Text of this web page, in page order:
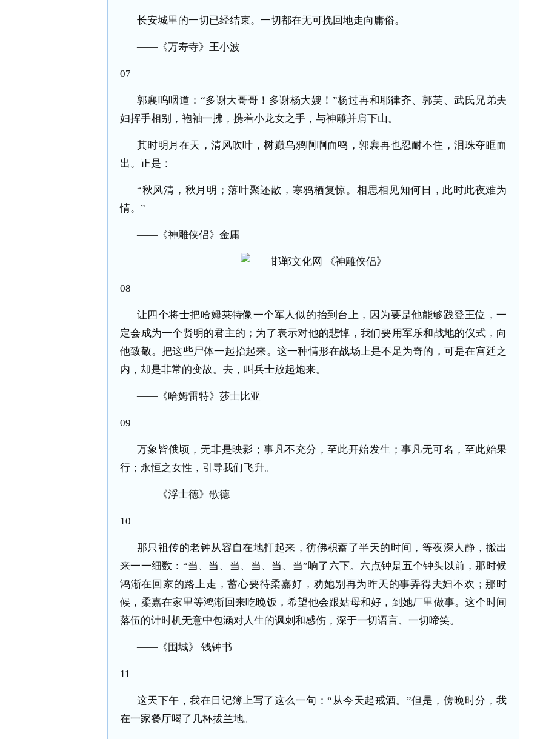
长安城里的一切已经结束。一切都在无可挽回地走向庸俗。
——《万寿寺》王小波
07
郭襄呜咽道：“多谢大哥哥！多谢杨大嫂！”杨过再和耶律齐、郭芙、武氏兄弟夫
妇挥手相别，袍袖一拂，携着小龙女之手，与神雕并肩下山。
其时明月在天，清风吹叶，树巅乌鸦啊啊而鸣，郭襄再也忍耐不住，泪珠夺眶而
出。正是：
“秋风清，秋月明；落叶聚还散，寒鸦栖复惊。相思相见知何日，此时此夜难为
情。”
——《神雕侠侣》金庸
08
让四个将士把哈姆莱特像一个军人似的抬到台上，因为要是他能够践登王位，一
定会成为一个贤明的君主的；为了表示对他的悲悼，我们要用军乐和战地的仪式，向
他致敬。把这些尸体一起抬起来。这一种情形在战场上是不足为奇的，可是在宫廷之
内，却是非常的变故。去，叫兵士放起炮来。
——《哈姆雷特》莎士比亚
09
万象皆俄顷，无非是映影；事凡不充分，至此开始发生；事凡无可名，至此始果
行；永恒之女性，引导我们飞升。
——《浮士德》歌德
10
那只祖传的老钟从容自在地打起来，彷佛积蓄了半天的时间，等夜深人静，搬出
来一一细数：“当、当、当、当、当、当”响了六下。六点钟是五个钟头以前，那时候
鸿渐在回家的路上走，蓄心要待柔嘉好，劝她别再为昨天的事弄得夫妇不欢；那时
候，柔嘉在家里等鸿渐回来吃晚饭，希望他会跟姑母和好，到她厂里做事。这个时间
落伍的计时机无意中包涵对人生的讽刺和感伤，深于一切语言、一切啼笑。
——《围城》 钱钟书
11
这天下午，我在日记簿上写了这么一句：“从今天起戒酒。”但是，傍晚时分，我
在一家餐厅喝了几杯拔兰地。